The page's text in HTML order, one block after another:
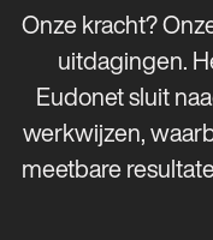
Onze kracht?
uitdagingen.
Eudonet sluit
werkwijzen,
meetbare